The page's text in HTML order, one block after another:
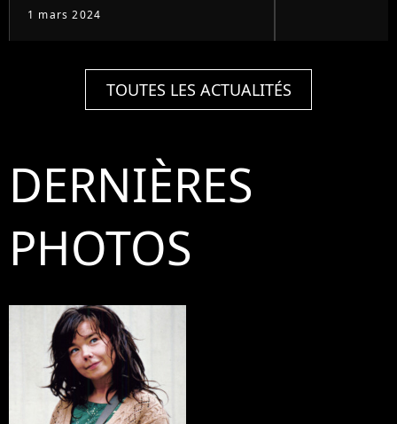
1 mars 2024
TOUTES LES ACTUALITÉS
DERNIÈRES
PHOTOS